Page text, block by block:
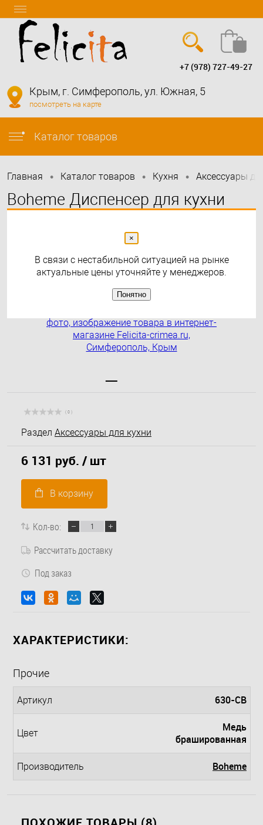
info@felicita-crimea.ru
+7 (978) 727-49-27
Крым, г. Симферополь, ул. Южная, 5
посмотреть на карте
Каталог товаров
Главная • Каталог товаров • Кухня • Аксессуары
Boheme Диспенсер для кухни
( 0 )
Раздел Аксессуары для кухни
6 131 руб. / шт
В корзину
Кол-во:
Рассчитать доставку
Под заказ
ХАРАКТЕРИСТИКИ:
Прочие
Артикул 630-CB
Цвет
Медь
брашированная
Производитель Boheme
×
В связи с нестабильной ситуацией на рынке
актуальные цены уточняйте у менеджеров.
Понятно